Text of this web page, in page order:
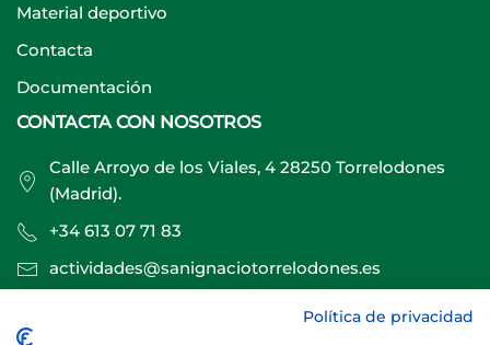
Material deportivo
Contacta
Documentación
CONTACTA CON NOSOTROS
Calle Arroyo de los Viales, 4 28250 Torrelodones
(Madrid).
+34 613 07 71 83
actividades@sanignaciotorrelodones.es
Sitio web creado por
Política de privacidad